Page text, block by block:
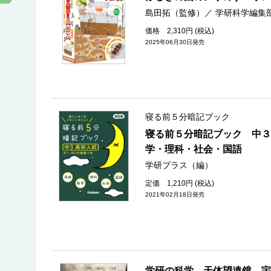
島田拓（監修） ／ 学研科学編集
価格 2,310円 (税込)
2025年06月30日発売
寝る前５分暗記ブック
寝る前５分暗記ブック
学・理科・社会・国語
学研プラス（編）
定価 1,210円 (税込)
2021年02月18日発売